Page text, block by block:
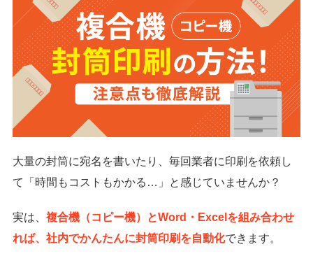
大量の封筒に宛名を書いたり、毎回業者に印刷を依頼し
て「時間もコストもかかる…」と感じていませんか？
実は、 複合機（コピー機）とWord・Excelを組み合わせ
れば、社内でかんたんに封筒印刷を自動化できます。